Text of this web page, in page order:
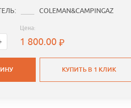
COLEMAN&CAMPINGAZ
Цена:
1 800.00
КУПИТЬ В 1 КЛИК